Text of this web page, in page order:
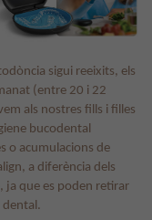
sigui reeixits, els
(entre 20 i 22
als nostres fills i filles
bucodental
o acumulacions de
a diferència dels
ja que es poden retirar
dental.